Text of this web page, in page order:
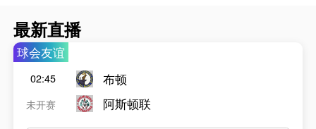
最新直播
球会友谊
02:45
未开赛
布顿
阿斯顿联